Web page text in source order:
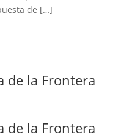
de […]
de la Frontera
de la Frontera